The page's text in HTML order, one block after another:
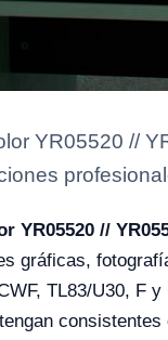
YR05520 //
YR05520 //
gráficas,
TL83/U30, F